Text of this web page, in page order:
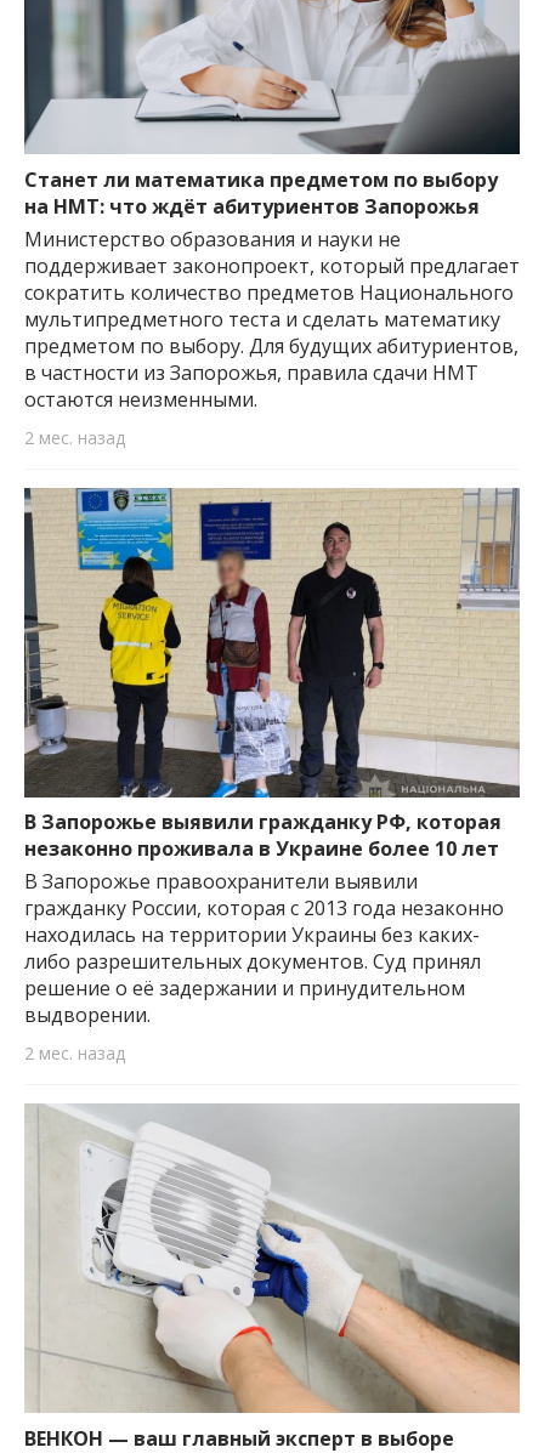
Станет ли математика предметом по выбору
на НМТ: что ждёт абитуриентов Запорожья
Министерство образования и науки не
поддерживает законопроект, который предлагает
сократить количество предметов Национального
мультипредметного теста и сделать математику
предметом по выбору. Для будущих абитуриентов,
в частности из Запорожья, правила сдачи НМТ
остаются неизменными.
2 мес. назад
В Запорожье выявили гражданку РФ, которая
незаконно проживала в Украине более 10 лет
В Запорожье правоохранители выявили
гражданку России, которая с 2013 года незаконно
находилась на территории Украины без каких-
либо разрешительных документов. Суд принял
решение о её задержании и принудительном
выдворении.
2 мес. назад
ВЕНКОН — ваш главный эксперт в выборе